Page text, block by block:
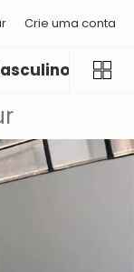
Crie uma conta